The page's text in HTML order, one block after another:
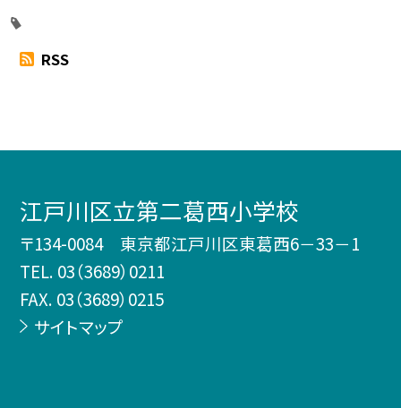
RSS
江戸川区立第二葛西小学校
〒134-0084 東京都江戸川区東葛西6－33－1
TEL. 03（3689）0211
FAX. 03（3689）0215
サイトマップ